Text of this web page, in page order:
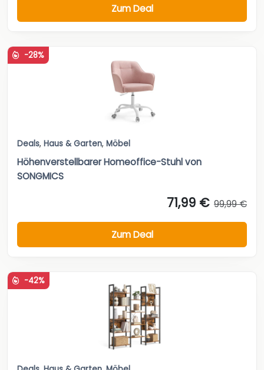
Zum Deal
-28%
Deals, Haus & Garten, Möbel
Höhenverstellbarer Homeoffice-Stuhl von
SONGMICS
71,99 € 99,99 €
Zum Deal
-42%